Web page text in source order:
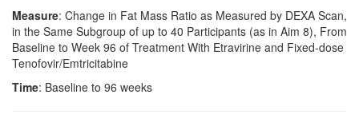
Measure: Change in Fat Mass Ratio as Measured by DEXA Scan,
in the Same Subgroup of up to 40 Participants (as in Aim 8), From
Baseline to Week 96 of Treatment With Etravirine and Fixed-dose
Tenofovir/Emtricitabine
Time: Baseline to 96 weeks